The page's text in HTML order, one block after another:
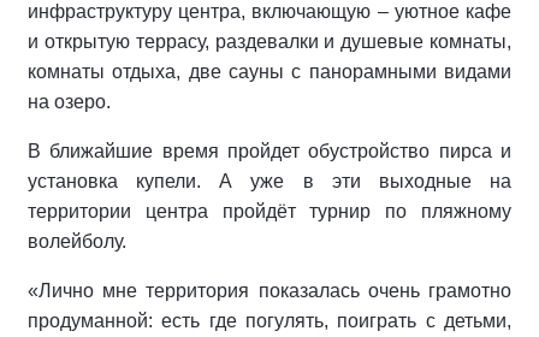
инфраструктуру центра, включающую – уютное кафе
и открытую террасу, раздевалки и душевые комнаты,
комнаты отдыха, две сауны с панорамными видами
на озеро.
В ближайшие время пройдет обустройство пирса и
установка купели. А уже в эти выходные на
территории центра пройдёт турнир по пляжному
волейболу.
«Лично мне территория показалась очень грамотно
продуманной: есть где погулять, поиграть с детьми,